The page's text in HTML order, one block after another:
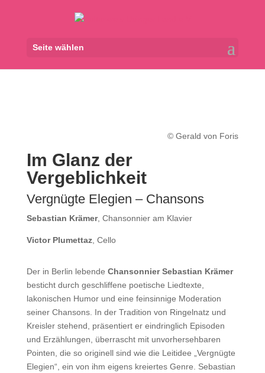
Seite wählen
© Gerald von Foris
Im Glanz der
Vergeblichkeit
Vergnügte Elegien – Chansons
Sebastian Krämer, Chansonnier am Klavier
Victor Plumettaz, Cello
Der in Berlin lebende Chansonnier Sebastian Krämer
besticht durch geschliffene poetische Liedtexte,
lakonischen Humor und eine feinsinnige Moderation
seiner Chansons. In der Tradition von Ringelnatz und
Kreisler stehend, präsentiert er eindringlich Episoden
und Erzählungen, überrascht mit unvorhersehbaren
Pointen, die so originell sind wie die Leitidee „Vergnügte
Elegien“, ein von ihm eigens kreiertes Genre. Sebastian